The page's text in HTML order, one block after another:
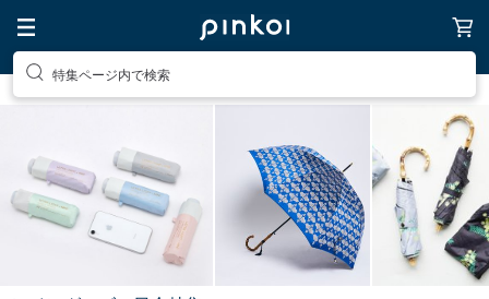
特集ページ内で検索